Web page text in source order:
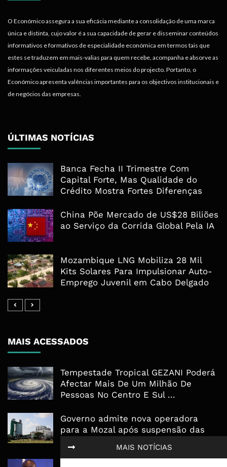
MAIS NOTÍCIAS
O Económico assegura a sua eficácia mediante a consolidação de uma marca
única e distinta, cujo valor é a sua capacidade de gerar e disseminar conteúdos
informativos e formativos de especialidade económica em termos tais que
estes se traduzem em mais-valias para quem recebe, acompanha e absorve as
informações veiculadas nos diferentes meios do projecto. Portanto, o
Económico apresenta valências importantes para os objectivos institucionais e
de negócios das empresas.
ÚLTIMAS NOTÍCIAS
Banca Fecha II Trimestre Com
Capital Forte, Mas Qualidade do
Crédito Mostra Fortes Diferenças
China Põe Mercado de US$28 Biliões
ao Serviço da Corrida Global Pela IA
Mozambique LNG Mobiliza 28 Mil
Kits Solares Para Impulsionar Auto-
Emprego Juvenil em Cabo Delgado
MAIS ACESSADOS
Tempestade Tropical GEZANI Poderá
Afectar Mais De Um Milhão De
Pessoas No Centro E Sul ...
Governo admite nova operadora
para a Mozal após suspensão das